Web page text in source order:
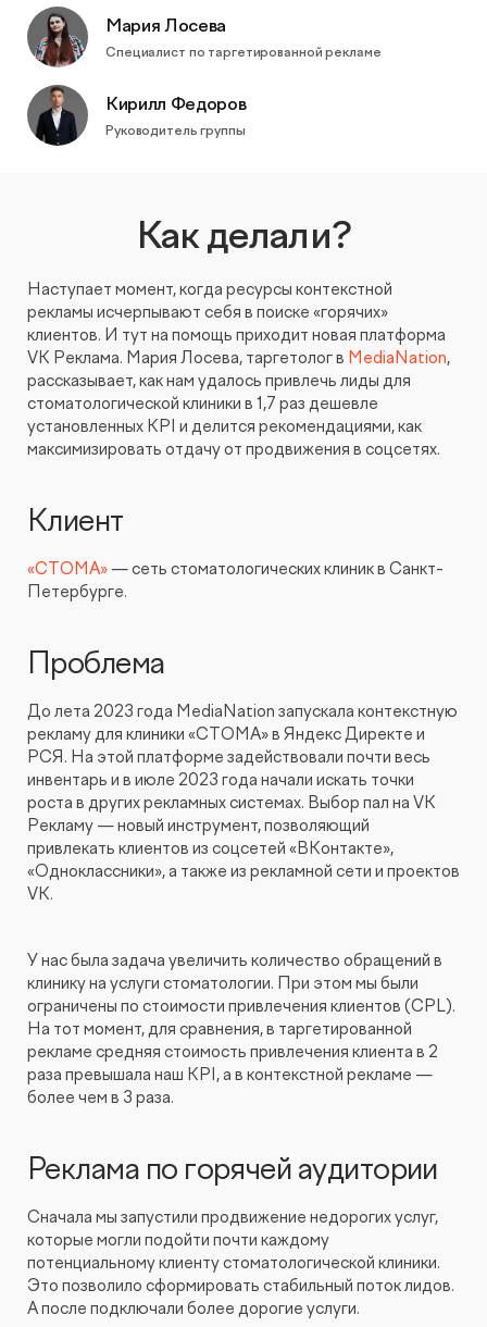
UX-тестирование интернет-магазинов, сайтов
Глубинные интервью с аудиторией
Оптимизация скорости загрузки сайта
Интеграция и поддержка умного поиска SearchBooster
Настройка Битрикс24
Видеопродакшн
КОНТАКТЫ
ПРЕДЛОЖЕНИЕ ДЛЯ
РЕФЕРАЛЬНАЯ ПРОГРАММА
Мария Лосева
Специалист по таргетированной рекламе
Кирилл Федоров
Руководитель группы
Как делали?
Наступает момент, когда ресурсы контекстной
рекламы исчерпывают себя в поиске «горячих»
клиентов. И тут на помощь приходит новая платформа
VK Реклама. Мария Лосева, таргетолог в MediaNation,
рассказывает, как нам удалось привлечь лиды для
стоматологической клиники в 1,7 раз дешевле
установленных KPI и делится рекомендациями, как
максимизировать отдачу от продвижения в соцсетях.
Клиент
«СТОМА» — сеть стоматологических клиник в Санкт-
Петербурге.
Проблема
До лета 2023 года MediaNation запускала контекстную
рекламу для клиники «СТОМА» в Яндекс Директе и
РСЯ. На этой платформе задействовали почти весь
инвентарь и в июле 2023 года начали искать точки
роста в других рекламных системах. Выбор пал на VK
Рекламу — новый инструмент, позволяющий
привлекать клиентов из соцсетей «ВКонтакте»,
«Одноклассники», а также из рекламной сети и проектов
VK.
У нас была задача увеличить количество обращений в
клинику на услуги стоматологии. При этом мы были
ограничены по стоимости привлечения клиентов (CPL).
На тот момент, для сравнения, в таргетированной
рекламе средняя стоимость привлечения клиента в 2
раза превышала наш KPI, а в контекстной рекламе —
более чем в 3 раза.
Реклама по горячей аудитории
Сначала мы запустили продвижение недорогих услуг,
которые могли подойти почти каждому
потенциальному клиенту стоматологической клиники.
Это позволило сформировать стабильный поток лидов.
А после подключали более дорогие услуги.